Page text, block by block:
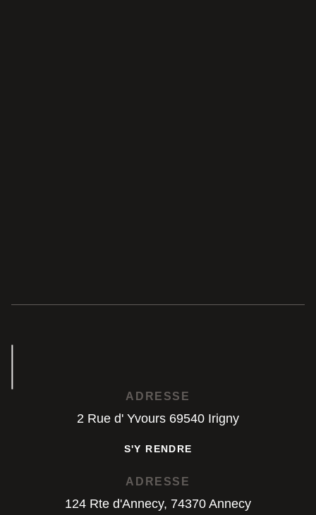
ADRESSE
2 Rue d' Yvours 69540 Irigny
S'Y RENDRE
ADRESSE
124 Rte d'Annecy, 74370 Annecy